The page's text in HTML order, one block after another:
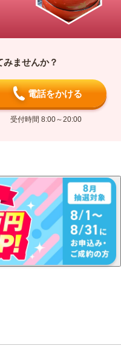
みませんか？
電話をかける
受付時間 8:00～20:00